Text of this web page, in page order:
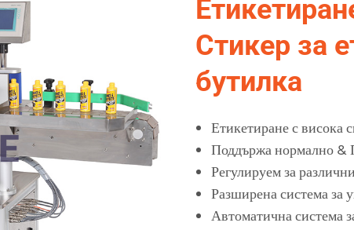
Стикер за
бутилка
Етикетиране с висока
Поддържа нормално &
Регулируем за
Разширена система за
Автоматична система